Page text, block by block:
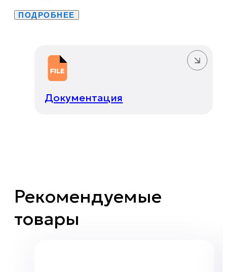
ПОДРОБНЕЕ
Документация
Рекомендуемые
товары